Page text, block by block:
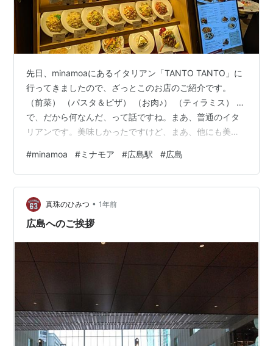
先日、minamoaにあるイタリアン「TANTO TANTO」に
行ってきましたので、ざっとこのお店のご紹介です。
（前菜） （パスタ＆ピザ） （お肉♪） （ティラミス） …
で、だから何なんだ、って話ですね。まあ、普通のイタ
リアンです。美味しかったですけど、まあ、他にも美味
よう。イタリアン食べたい！」と言う時に行くお店です
かね。 ただ、まあ、minamoaは相変わらず人多いです
ね…。いや、minamoaに限らず、広島駅全体で人が本当
に多い。「ターミナル駅になったな」という感じがしま
す。 ただ、不思議なのが、「ＪＲの路線が増えたわけで
#minamoa #ミナモア #広島駅 #広島
真珠のひみつ • 1年前
広島へのご挨拶